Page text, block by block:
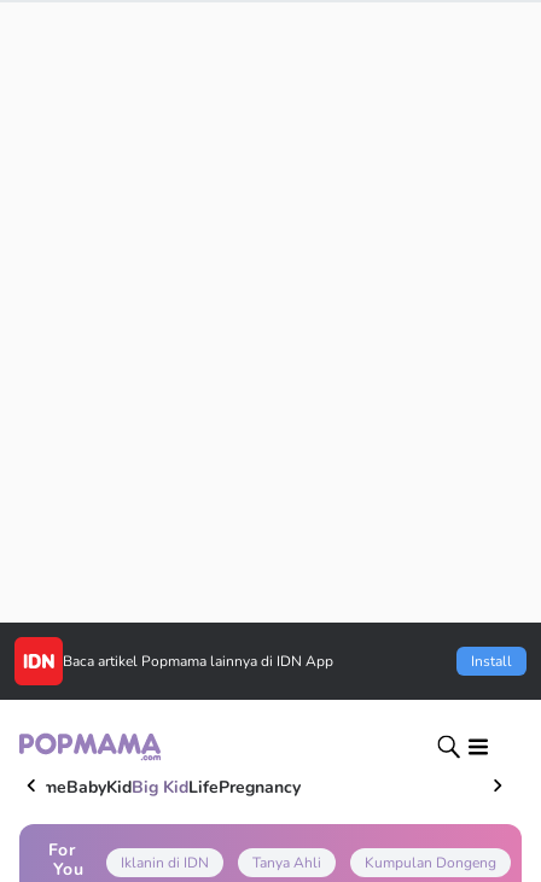
Baca artikel Popmama lainnya di IDN App Install
HomeBabyKidBig KidLifePregnancy
For
You
Iklanin di IDN Tanya Ahli Kumpulan Dongeng